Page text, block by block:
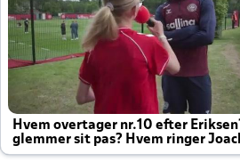
Hvem overtager nr.10 efter
glemmer sit pas? Hvem ringer
altid til efter kampe?